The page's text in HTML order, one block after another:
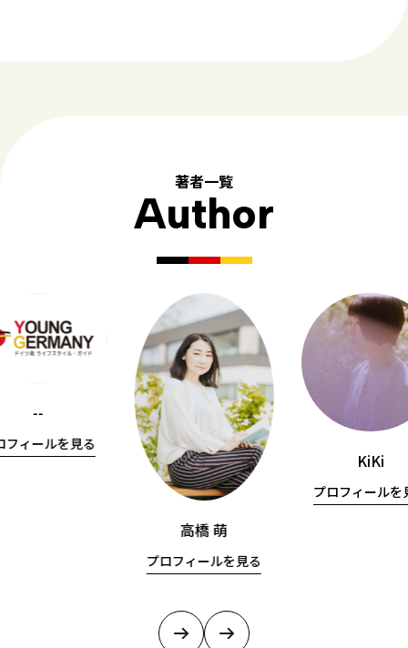
著者一覧
Author
--
フィールを見る
高橋 萌
プロフィールを見る
KiKi
プロフィールを